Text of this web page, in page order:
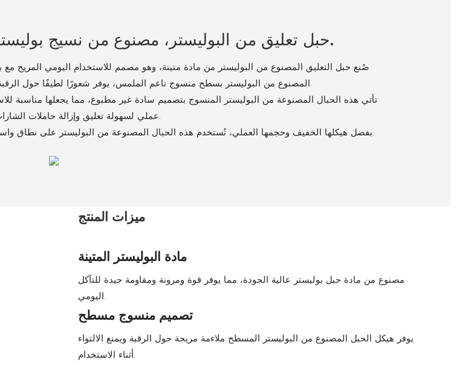
حبل تعليق من البوليستر، مصنوع من نسيج بوليستر مسطح، مخصص لبطاقات الهوية.
صُنع حبل التعليق المصنوع من البوليستر من مادة متينة، وهو مصمم للاستخدام اليومي المريح مع
تأتي هذه الحبال المصنوعة من البوليستر المنسوج بتصميم سادة غير مطبوع، مما يجعلها مناسبة
ميزات المنتج
مادة البوليستر المتينة
مصنوع من مادة حبل بوليستر عالية الجودة، مما يوفر قوة ومرونة ومقاومة جيدة للتآكل
تصميم منسوج مسطح
يوفر هيكل الحبل المصنوع من البوليستر المسطح ملاءمة مريحة حول الرقبة ويمنع الالتواء